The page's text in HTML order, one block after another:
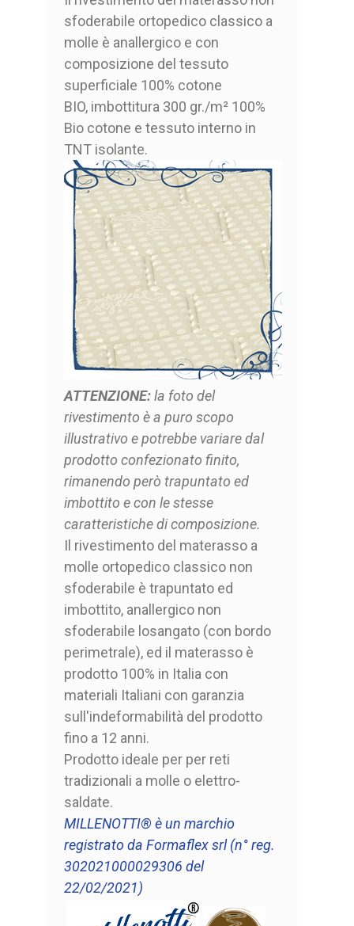
sfoderabile ortopedico classico a
molle è anallergico e con
composizione del tessuto
superficiale 100% cotone
BIO, imbottitura 300 gr./m² 100%
Bio cotone e tessuto interno in
TNT isolante.
ATTENZIONE:la foto del
rivestimento è a puro scopo
illustrativo e potrebbe variare dal
prodotto confezionato finito,
rimanendo però trapuntato ed
imbottito e con le stesse
caratteristiche di composizione.
Il rivestimento del materasso a
molle ortopedico classico non
sfoderabile è trapuntato ed
imbottito, anallergico non
sfoderabile losangato (con bordo
perimetrale), ed il materasso è
prodotto 100% in Italia con
materiali Italiani con garanzia
sull'indeformabilità del prodotto
fino a 12 anni.
Prodotto ideale per per reti
tradizionali a molle o elettro-
saldate.
MILLENOTTI® è un marchio
registrato da Formaflex srl (n° reg.
302021000029306 del
22/02/2021)